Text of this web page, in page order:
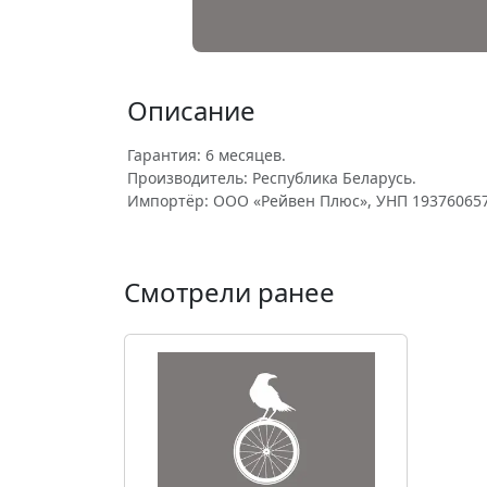
Описание
Гарантия: 6 месяцев.
Производитель: Республика Беларусь.
Импортёр: ООО «Рейвен Плюс», УНП
Смотрели ранее